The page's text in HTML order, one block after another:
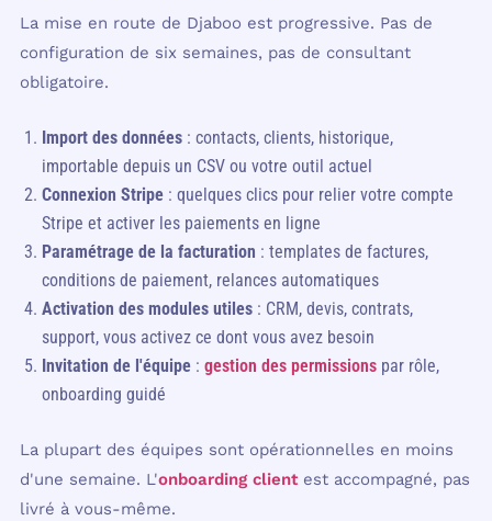
La mise en route de Djaboo est progressive. Pas de
configuration de six semaines, pas de consultant
obligatoire.
Import des données : contacts, clients, historique,
importable depuis un CSV ou votre outil actuel
Connexion Stripe : quelques clics pour relier votre compte
Stripe et activer les paiements en ligne
Paramétrage de la facturation : templates de factures,
conditions de paiement, relances automatiques
Activation des modules utiles : CRM, devis, contrats,
support, vous activez ce dont vous avez besoin
Invitation de l'équipe : gestion des permissions par rôle,
onboarding guidé
La plupart des équipes sont opérationnelles en moins
d'une semaine. L'onboarding clientest accompagné, pas
livré à vous-même.